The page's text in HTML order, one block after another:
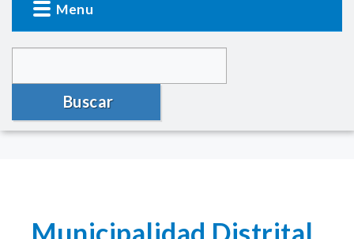
Menu
Buscar
Municipalidad Distrital